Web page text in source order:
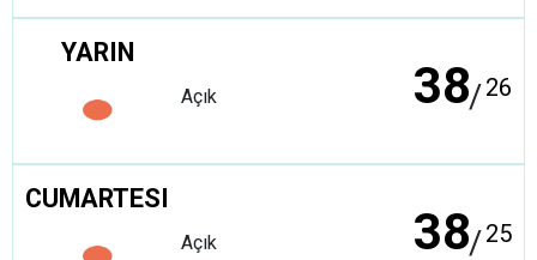
YARIN
Açık 38/26
CUMARTESI
Açık 38/25